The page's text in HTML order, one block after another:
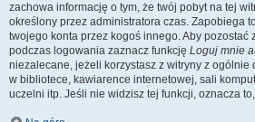
zachowa informację o tym, że twój pobyt na tej
określony przez administratora czas. Zapobiega
twojego konta przez kogoś innego. Aby
podczas logowania zaznacz funkcję Loguj mnie
niezalecane, jeżeli korzystasz z witryny z ogólnie
w bibliotece, kawiarence internetowej, sali
uczelni itp. Jeśli nie widzisz tej funkcji, oznacza